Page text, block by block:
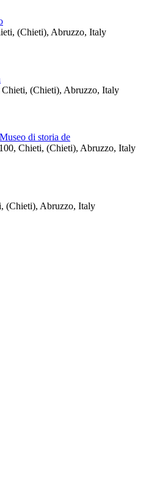
(Chieti), Abruzzo, Italy
(Chieti), Abruzzo, Italy
di storia de
Chieti, (Chieti), Abruzzo, Italy
(Chieti), Abruzzo, Italy